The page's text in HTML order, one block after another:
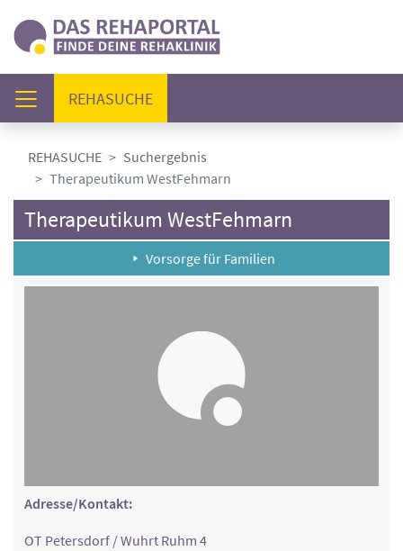
REHASUCHE(AKTUELL)
REHASUCHE
Suchergebnis
Therapeutikum WestFehmarn
Therapeutikum WestFehmarn
Vorsorge für Familien
Adresse/Kontakt:
OT Petersdorf / Wuhrt Ruhm 4